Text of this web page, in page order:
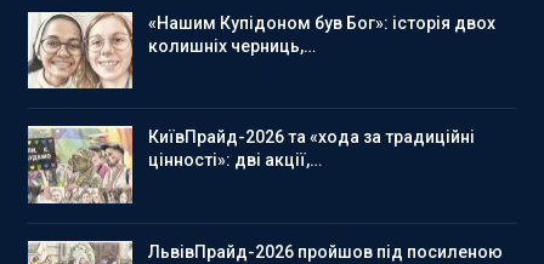
«Нашим Купідоном був Бог»: історія двох
колишніх черниць,…
КиївПрайд-2026 та «хода за традиційні
цінності»: дві акції,…
ЛьвівПрайд-2026 пройшов під посиленою